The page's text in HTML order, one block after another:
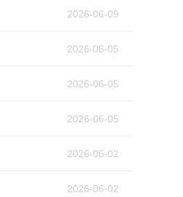
2026-06-09
2026-06-05
2026-06-05
2026-06-05
2026-06-02
2026-06-02